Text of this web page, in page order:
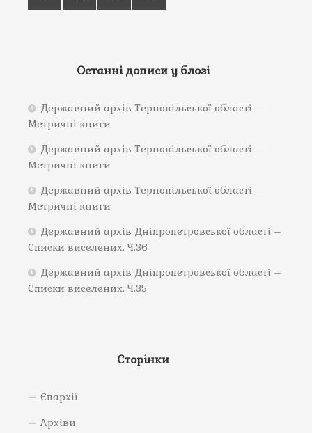
Останні дописи у блозі
Державний архів Тернопільської області –
Метричні книги
Державний архів Тернопільської області –
Метричні книги
Державний архів Тернопільської області –
Метричні книги
Державний архів Дніпропетровської області –
Списки виселених. Ч.36
Державний архів Дніпропетровської області –
Списки виселених. Ч.35
Сторінки
Єпархії
Архіви